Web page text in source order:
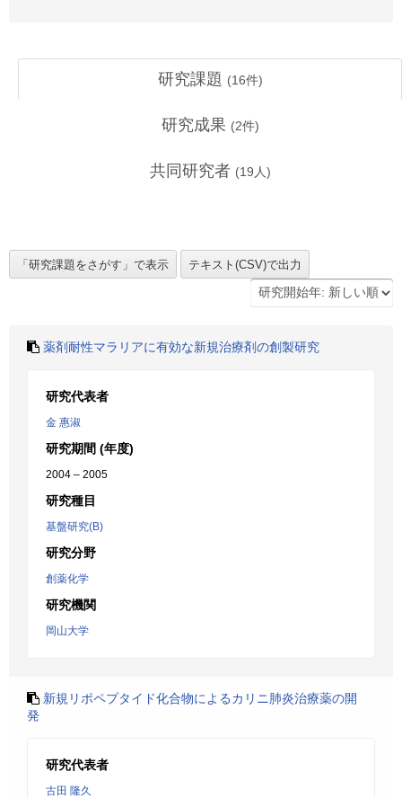
研究課題 (16件)
研究成果 (2件)
共同研究者 (19 人)
薬剤耐性マラリアに有効な新規治療剤の創製研究
研究代表者
金 惠淑
研究期間 (年度)
2004 – 2005
研究種目
基盤研究(B)
研究分野
創薬化学
研究機関
岡山大学
新規リポペプタイド化合物によるカリニ肺炎治療薬の開
発
研究代表者
古田 隆久